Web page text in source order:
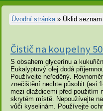
Úvodní stránka» Úklid seznam
Čistič na koupelny
S obsahem glycerínu a
Eukalyptový olej dodá
Používejte neředěný.
znečištění nechte působit (asi
mezi dlaždicemi před použitím
skrytém místě. Nepoužívejte
vůči kyselinám. Používejte